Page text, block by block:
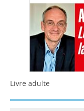
Livre adulte